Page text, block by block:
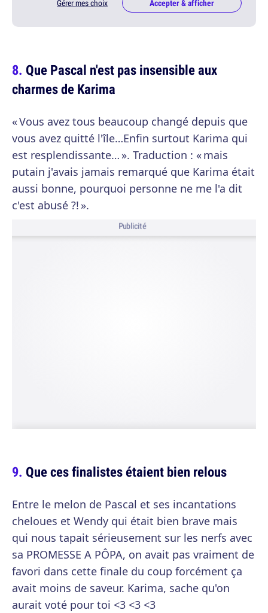
Gérer mes choix Accepter & afficher
Que Pascal n'est pas insensible aux
charmes de Karima
« Vous avez tous beaucoup changé depuis que
vous avez quitté l'île…Enfin surtout Karima qui
est resplendissante… ». Traduction : « mais
putain j'avais jamais remarqué que Karima était
aussi bonne, pourquoi personne ne me l'a dit
c'est abusé ?! ».
Publicité
Que ces finalistes étaient bien relous
Entre le melon de Pascal et ses incantations
cheloues et Wendy qui était bien brave mais
qui nous tapait sérieusement sur les nerfs avec
sa PROMESSE A PÔPA, on avait pas vraiment de
favori dans cette finale du coup forcément ça
avait moins de saveur. Karima, sache qu'on
aurait voté pour toi <3 <3 <3